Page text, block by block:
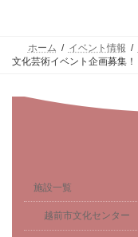
ホーム イベント情報
文化芸術イベント企画募集！
施設一覧
越前市文化センター